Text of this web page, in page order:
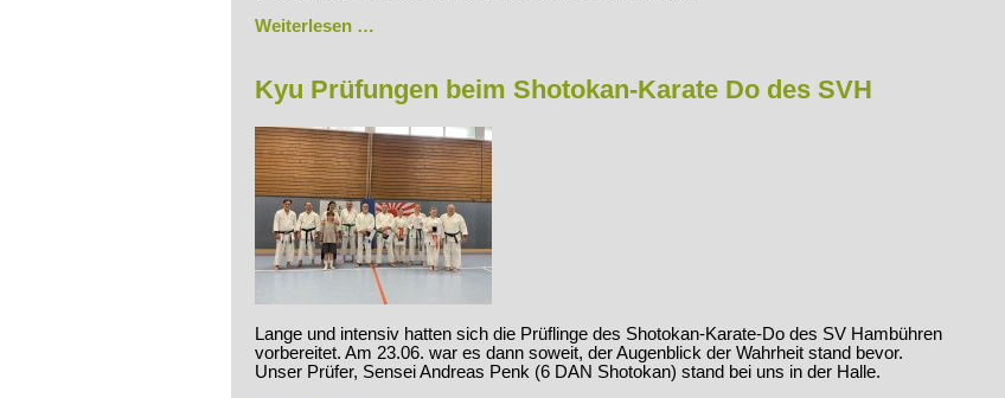
Weiterlesen …
Kyu Prüfungen beim Shotokan-Karate Do des SVH
Lange und intensiv hatten sich die Prüflinge des Shotokan-Karate-Do des SV Hambühren
vorbereitet. Am 23.06. war es dann soweit, der Augenblick der Wahrheit stand bevor.
Unser Prüfer, Sensei Andreas Penk (6 DAN Shotokan) stand bei uns in der Halle.